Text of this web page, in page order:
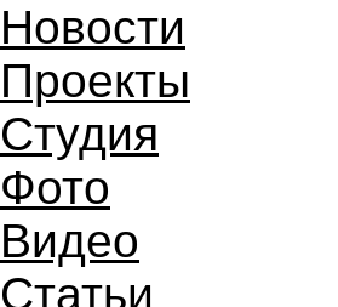
Новости
Проекты
Студия
Фото
Видео
Статьи